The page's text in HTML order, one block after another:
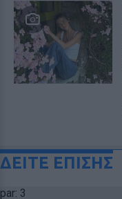
ΔΕΙΤΕ ΕΠΙΣΗΣ
par: 3